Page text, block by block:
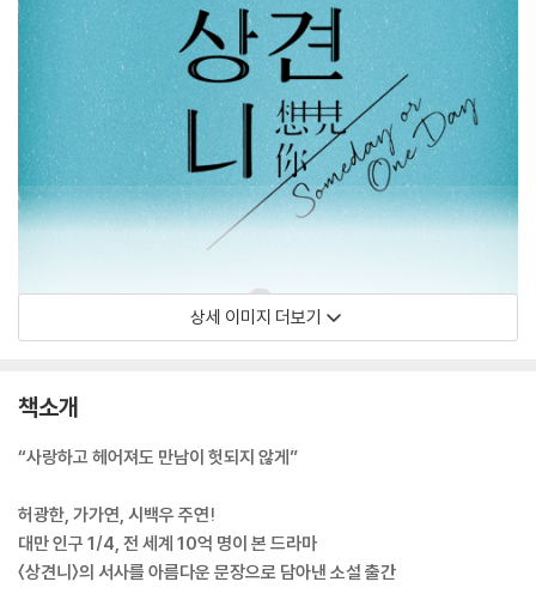
상세 이미지 더보기
책소개
“사랑하고 헤어져도 만남이 헛되지 않게”
허광한, 가가연, 시백우 주연!
대만 인구 1/4, 전 세계 10억 명이 본 드라마
〈상견니〉의 서사를 아름다운 문장으로 담아낸 소설 출간